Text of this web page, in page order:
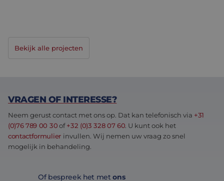
Bekijk alle projecten
VRAGEN OF INTERESSE?
Neem gerust contact met ons op. Dat kan telefonisch via +31
(0)76 789 00 30of+32 (0)3 328 07 60. U kunt ook het
contactformulier invullen. Wij nemen uw vraag zo snel
mogelijk in behandeling.
Of bespreek het metons